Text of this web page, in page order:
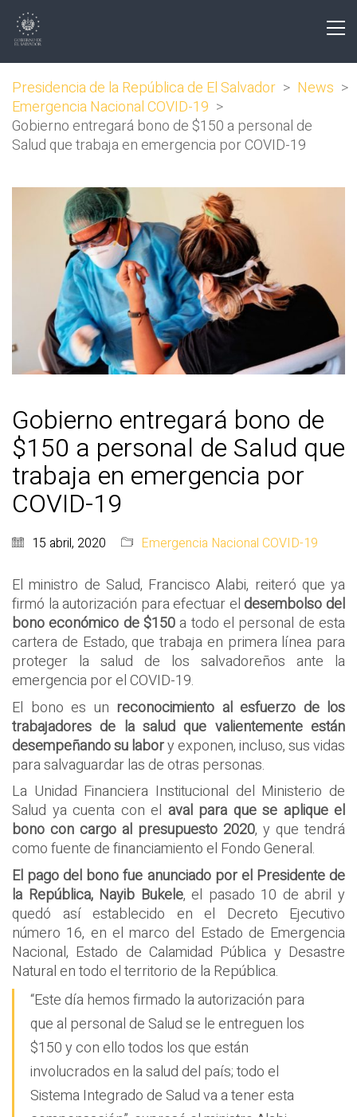
Presidencia de la República de El Salvador > News >
Emergencia Nacional COVID-19 >
Gobierno entregará bono de $150 a personal de
Salud que trabaja en emergencia por COVID-19
Gobierno entregará bono de
$150 a personal de Salud que
trabaja en emergencia por
COVID-19
15 abril, 2020 Emergencia Nacional COVID-19
El ministro de Salud, Francisco Alabi, reiteró que ya
firmó la autorización para efectuar eldesembolso del
bono económico de $150a todo el personal de esta
cartera de Estado, que trabaja en primera línea para
proteger la salud de los salvadoreños ante la
emergencia por el COVID-19.
El bono es un reconocimiento al esfuerzo de los
trabajadores de la salud que valientemente están
desempeñando su labory exponen, incluso, sus vidas
para salvaguardar las de otras personas.
La Unidad Financiera Institucional del Ministerio de
Salud ya cuenta con el aval para que se aplique el
bono con cargo al presupuesto 2020, y que tendrá
como fuente de financiamiento el Fondo General.
El pago del bono fue anunciado por el Presidente de
la República, Nayib Bukele, el pasado 10 de abril y
quedó así establecido en el Decreto Ejecutivo
número 16, en el marco del Estado de Emergencia
Nacional, Estado de Calamidad Pública y Desastre
Natural en todo el territorio de la República.
“Este día hemos firmado la autorización para
que al personal de Salud se le entreguen los
$150 y con ello todos los que están
involucrados en la salud del país; todo el
Sistema Integrado de Salud va a tener esta